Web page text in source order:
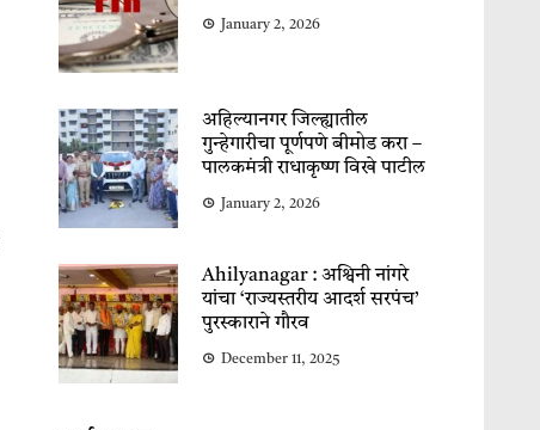
January 2, 2026
अहिल्यानगर जिल्ह्यातील
गुन्हेगारीचा पूर्णपणे बीमोड करा –
पालकमंत्री राधाकृष्ण विखे पाटील
January 2, 2026
Ahilyanagar : अश्विनी नांगरे
यांचा ‘राज्यस्तरीय आदर्श सरपंच’
पुरस्काराने गौरव
December 11, 2025